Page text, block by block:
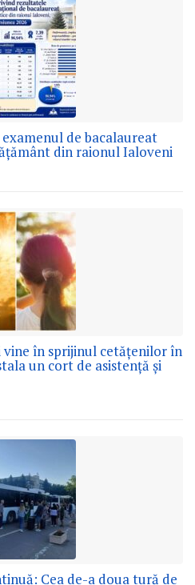
de bacalaureat
din raionul Ialoveni
în sprijinul cetățenilor în
un cort de asistență și
Cea de-a doua tură de